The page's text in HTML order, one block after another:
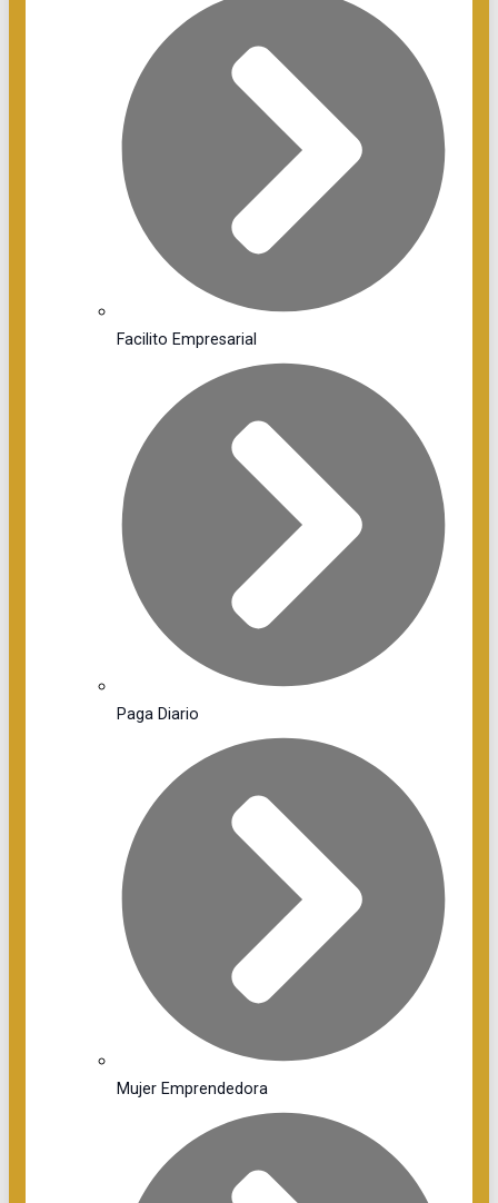
Facilito Empresarial
Paga Diario
Mujer Emprendedora